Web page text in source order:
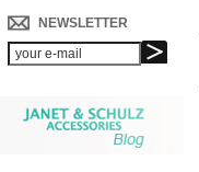
NEWSLETTER